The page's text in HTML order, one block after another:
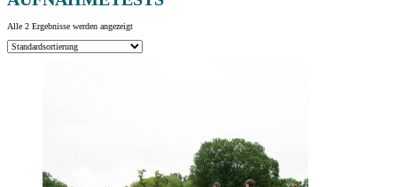
Alle 2 Ergebnisse werden angezeigt